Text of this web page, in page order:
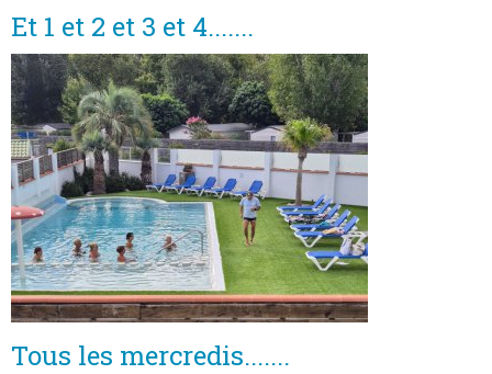
Et 1 et 2 et 3 et 4.......
Tous les mercredis.......